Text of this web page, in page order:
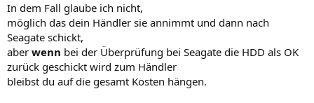
In dem Fall glaube ich nicht,
möglich das dein Händler sie annimmt und dann nach
Seagate schickt,
aber wenn bei der Überprüfung bei Seagate die HDD als OK
zurück geschickt wird zum Händler
bleibst du auf die gesamt Kosten hängen.